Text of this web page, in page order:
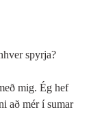
spyrja?
mig. Ég hef
að mér í sumar